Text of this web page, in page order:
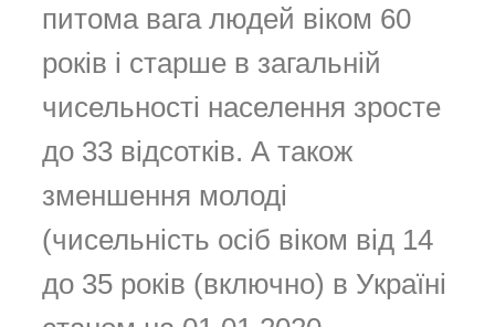
питома вага людей віком 60
років і старше в загальній
чисельності населення зросте
до 33 відсотків. А також
зменшення молоді
(чисельність осіб віком від 14
до 35 років (включно) в Україні